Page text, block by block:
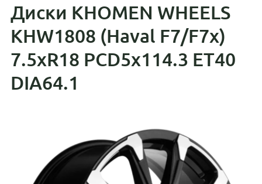
Диски KHOMEN WHEELS
KHW1808 (Haval F7/F7x)
7.5xR18 PCD5x114.3 ET40
DIA64.1